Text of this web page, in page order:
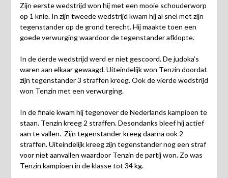
Zijn eerste wedstrijd won hij met een mooie schouderworp
op 1 knie. In zijn tweede wedstrijd kwam hij al snel met zijn
tegenstander op de grond terecht. Hij maakte toen een
goede verwurging waardoor de tegenstander afklopte.
In de derde wedstrijd werd er niet gescoord. De judoka’s
waren aan elkaar gewaagd. Uiteindelijk won Tenzin doordat
zijn tegenstander 3 straffen kreeg. Ook de vierde wedstrijd
won Tenzin met een verwurging.
In de finale kwam hij tegenover de Nederlands kampioen te
staan. Tenzin kreeg 2 straffen. Desondanks bleef hij actief
aan te vallen. Zijn tegenstander kreeg daarna ook 2
straffen. Uiteindelijk kreeg zijn tegenstander nog een straf
voor niet aanvallen waardoor Tenzin de partij won. Zo was
Tenzin kampioen in de klasse tot 34 kg.